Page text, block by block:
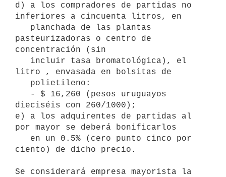
d) a los compradores de partidas no
inferiores a cincuenta litros, en
pasteurizadoras o centro de
concentración (sin
litro , envasada en bolsitas de
dieciséis con 260/1000);
e) a los adquirentes de partidas al
por mayor se deberá bonificarlos
ciento) de dicho precio.
Se considerará empresa mayorista la